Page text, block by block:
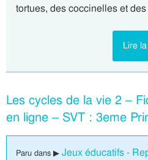
tortues, des coccinelles et
Lire
Les cycles de la vie 2 –
en ligne – SVT : 3eme
Paru dans ▶ Jeux éducatifs -